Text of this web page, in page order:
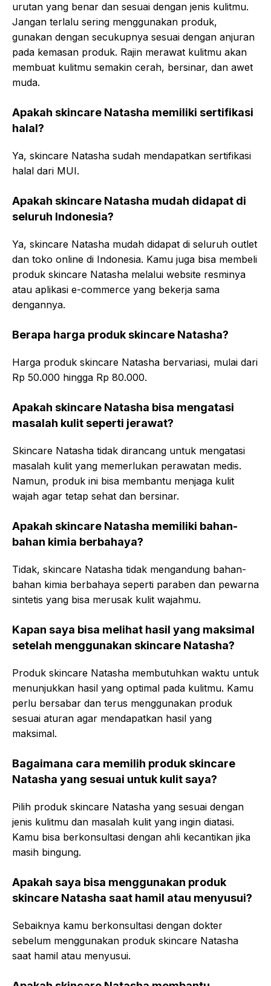
urutan yang benar dan sesuai dengan jenis kulitmu.
Jangan terlalu sering menggunakan produk,
gunakan dengan secukupnya sesuai dengan anjuran
pada kemasan produk. Rajin merawat kulitmu akan
membuat kulitmu semakin cerah, bersinar, dan awet
muda.
Apakah skincare Natasha memiliki sertifikasi
halal?
Ya, skincare Natasha sudah mendapatkan sertifikasi
halal dari MUI.
Apakah skincare Natasha mudah didapat di
seluruh Indonesia?
Ya, skincare Natasha mudah didapat di seluruh outlet
dan toko online di Indonesia. Kamu juga bisa membeli
produk skincare Natasha melalui website resminya
atau aplikasi e-commerce yang bekerja sama
dengannya.
Berapa harga produk skincare Natasha?
Harga produk skincare Natasha bervariasi, mulai dari
Rp 50.000 hingga Rp 80.000.
Apakah skincare Natasha bisa mengatasi
masalah kulit seperti jerawat?
Skincare Natasha tidak dirancang untuk mengatasi
masalah kulit yang memerlukan perawatan medis.
Namun, produk ini bisa membantu menjaga kulit
wajah agar tetap sehat dan bersinar.
Apakah skincare Natasha memiliki bahan-
bahan kimia berbahaya?
Tidak, skincare Natasha tidak mengandung bahan-
bahan kimia berbahaya seperti paraben dan pewarna
sintetis yang bisa merusak kulit wajahmu.
Kapan saya bisa melihat hasil yang maksimal
setelah menggunakan skincare Natasha?
Produk skincare Natasha membutuhkan waktu untuk
menunjukkan hasil yang optimal pada kulitmu. Kamu
perlu bersabar dan terus menggunakan produk
sesuai aturan agar mendapatkan hasil yang
maksimal.
Bagaimana cara memilih produk skincare
Natasha yang sesuai untuk kulit saya?
Pilih produk skincare Natasha yang sesuai dengan
jenis kulitmu dan masalah kulit yang ingin diatasi.
Kamu bisa berkonsultasi dengan ahli kecantikan jika
masih bingung.
Apakah saya bisa menggunakan produk
skincare Natasha saat hamil atau menyusui?
Sebaiknya kamu berkonsultasi dengan dokter
sebelum menggunakan produk skincare Natasha
saat hamil atau menyusui.